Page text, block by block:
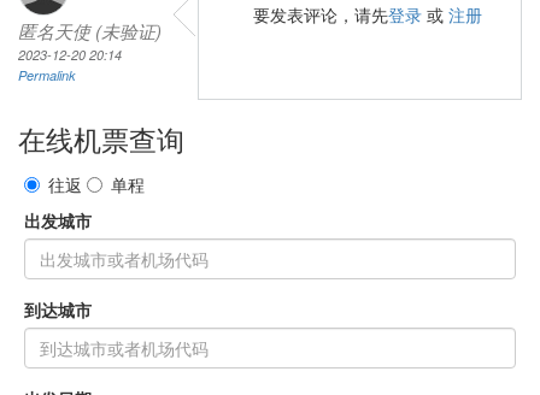
匿名天使 (未验证)
2023-12-20 20:14
Permalink
要发表评论，请先登录 或 注册
在线机票查询
往返
单程
出发城市
到达城市